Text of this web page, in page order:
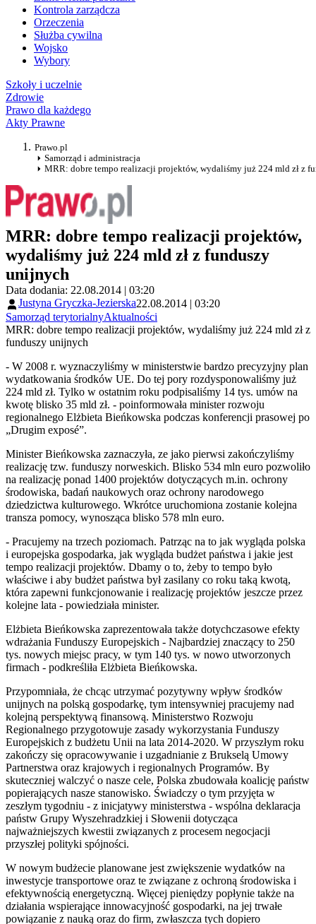
Kontrola zarządcza
Orzeczenia
Służba cywilna
Wojsko
Wybory
Szkoły i uczelnie
Zdrowie
Prawo dla każdego
Akty Prawne
Prawo.pl
Samorząd i administracja
MRR: dobre tempo realizacji projektów, wydaliśmy już 224 mld zł z
MRR: dobre tempo realizacji projektów,
wydaliśmy już 224 mld zł z funduszy
unijnych
Data dodania: 22.08.2014 | 03:20
Justyna Gryczka-Jezierska22.08.2014 | 03:20
Samorząd terytorialnyAktualności
MRR: dobre tempo realizacji projektów, wydaliśmy już 224 mld zł z
funduszy unijnych
- W 2008 r. wyznaczyliśmy w ministerstwie bardzo precyzyjny plan
wydatkowania środków UE. Do tej pory rozdysponowaliśmy już
224 mld zł. Tylko w ostatnim roku podpisaliśmy 14 tys. umów na
kwotę blisko 35 mld zł. - poinformowała minister rozwoju
regionalnego Elżbieta Bieńkowska podczas konferencji prasowej po
„Drugim exposé”.
Minister Bieńkowska zaznaczyła, ze jako pierwsi zakończyliśmy
realizację tzw. funduszy norweskich. Blisko 534 mln euro pozwoliło
na realizację ponad 1400 projektów dotyczących m.in. ochrony
środowiska, badań naukowych oraz ochrony narodowego
dziedzictwa kulturowego. Wkrótce uruchomiona zostanie kolejna
transza pomocy, wynosząca blisko 578 mln euro.
- Pracujemy na trzech poziomach. Patrząc na to jak wygląda polska
i europejska gospodarka, jak wygląda budżet państwa i jakie jest
tempo realizacji projektów. Dbamy o to, żeby to tempo było
właściwe i aby budżet państwa był zasilany co roku taką kwotą,
która zapewni funkcjonowanie i realizację projektów jeszcze przez
kolejne lata - powiedziała minister.
Elżbieta Bieńkowska zaprezentowała także dotychczasowe efekty
wdrażania Funduszy Europejskich - Najbardziej znaczący to 250
tys. nowych miejsc pracy, w tym 140 tys. w nowo utworzonych
firmach - podkreśliła Elżbieta Bieńkowska.
Przypomniała, że chcąc utrzymać pozytywny wpływ środków
unijnych na polską gospodarkę, tym intensywniej pracujemy nad
kolejną perspektywą finansową. Ministerstwo Rozwoju
Regionalnego przygotowuje zasady wykorzystania Funduszy
Europejskich z budżetu Unii na lata 2014-2020. W przyszłym roku
zakończy się opracowywanie i uzgadnianie z Brukselą Umowy
Partnerstwa oraz krajowych i regionalnych Programów. By
skuteczniej walczyć o nasze cele, Polska zbudowała koalicję państw
popierających nasze stanowisko. Świadczy o tym przyjęta w
zeszłym tygodniu - z inicjatywy ministerstwa - wspólna deklaracja
państw Grupy Wyszehradzkiej i Słowenii dotycząca
najważniejszych kwestii związanych z procesem negocjacji
przyszłej polityki spójności.
W nowym budżecie planowane jest zwiększenie wydatków na
inwestycje transportowe oraz te związane z ochroną środowiska i
efektywnością energetyczną. Więcej pieniędzy popłynie także na
działania wspierające innowacyjność gospodarki, na jej trwałe
powiązanie z nauką oraz do firm, zwłaszcza tych dopiero